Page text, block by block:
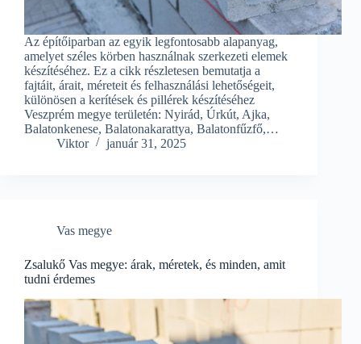
Az építőiparban az egyik legfontosabb alapanyag,
amelyet széles körben használnak szerkezeti elemek
készítéséhez. Ez a cikk részletesen bemutatja a
fajtáit, árait, méreteit és felhasználási lehetőségeit,
különösen a kerítések és pillérek készítéséhez
Veszprém megye területén: Nyirád, Úrkút, Ajka,
Balatonkenese, Balatonakarattya, Balatonfűzfő,…
Viktor
január 31, 2025
Vas megye
Zsalukő Vas megye: árak, méretek, és minden, amit
tudni érdemes